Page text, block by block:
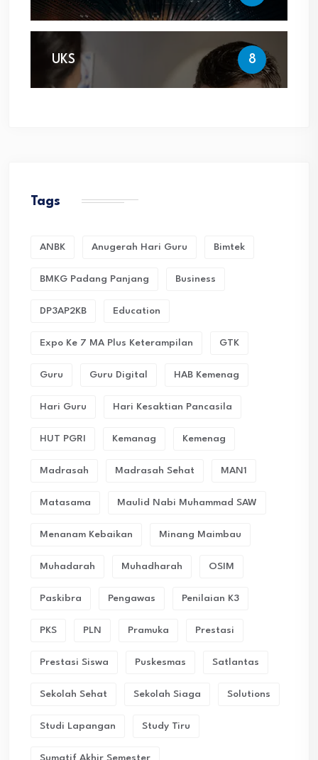
UKS 8
Tags
ANBK Anugerah Hari Guru Bimtek
BMKG Padang Panjang Business
DP3AP2KB Education
Expo Ke 7 MA Plus Keterampilan GTK
Guru Guru Digital HAB Kemenag
Hari Guru Hari Kesaktian Pancasila
HUT PGRI Kemanag Kemenag
Madrasah Madrasah Sehat MAN1
Matasama Maulid Nabi Muhammad SAW
Menanam Kebaikan Minang Maimbau
Muhadarah Muhadharah OSIM
Paskibra Pengawas Penilaian K3
PKS PLN Pramuka Prestasi
Prestasi Siswa Puskesmas Satlantas
Sekolah Sehat Sekolah Siaga Solutions
Studi Lapangan Study Tiru